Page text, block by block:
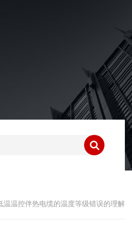
温温控伴热电缆的温度等级错误的理解